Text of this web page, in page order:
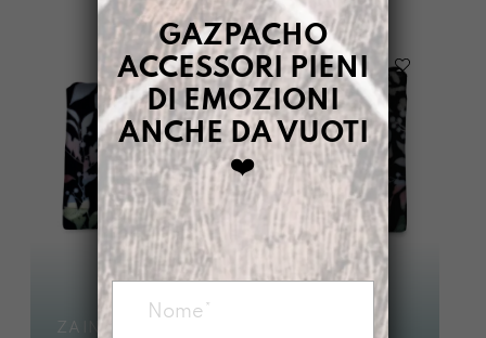
ZAINO LANOTTE
MANICONA
GAZPACHO
ACCESSORI PIENI
DI EMOZIONI
ANCHE DA VUOTI
❤️